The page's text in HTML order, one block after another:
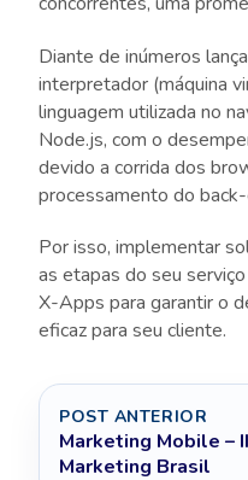
Diante de inúmeros
interpretador (máquina
linguagem utilizada no
Node.js, com o
devido a corrida dos
processamento do
Por isso, implementar
as etapas do seu
X-Apps para garantir o
eficaz para seu cliente.
POST ANTERIOR
Marketing Mobile –
Marketing Brasil